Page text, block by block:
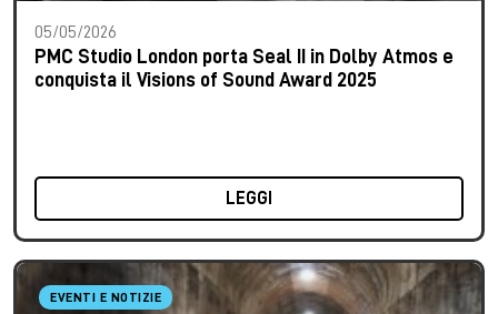
05/05/2026
PMC Studio London porta Seal II in Dolby Atmos e
conquista il Visions of Sound Award 2025
LEGGI
EVENTI E NOTIZIE